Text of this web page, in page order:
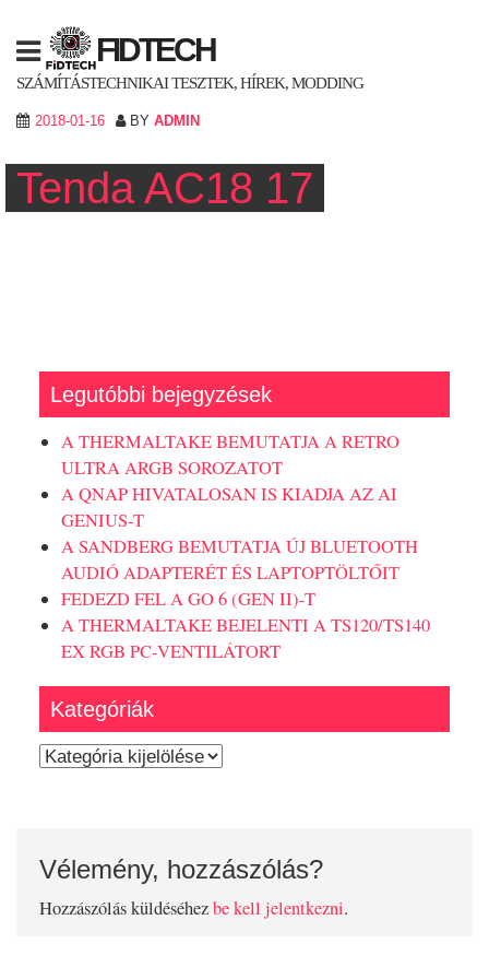
content
FIDTECH
SZÁMÍTÁSTECHNIKAI TESZTEK, HÍREK, MODDING
2018-01-16 BY ADMIN
Tenda AC18 17
Legutóbbi bejegyzések
A THERMALTAKE BEMUTATJA A RETRO
ULTRA ARGB SOROZATOT
A QNAP HIVATALOSAN IS KIADJA AZ AI
GENIUS-T
A SANDBERG BEMUTATJA ÚJ BLUETOOTH
AUDIÓ ADAPTERÉT ÉS LAPTOPTÖLTŐIT
FEDEZD FEL A GO 6 (GEN II)-T
A THERMALTAKE BEJELENTI A TS120/TS140
EX RGB PC-VENTILÁTORT
Kategóriák
Kategóriák
Vélemény, hozzászólás?
Hozzászólás küldéséhezbe kell jelentkezni.